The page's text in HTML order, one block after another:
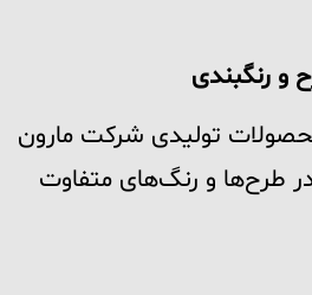
قسمت‌های مختلف
است.
و رنگبندی
تولیدی شرکت مارون
طرح‌ها و رنگ‌های متفاوت